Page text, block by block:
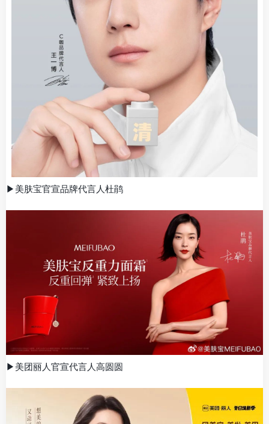
▶美肤宝官宣品牌代言人杜鹃
▶美团丽人官宣代言人高圆圆